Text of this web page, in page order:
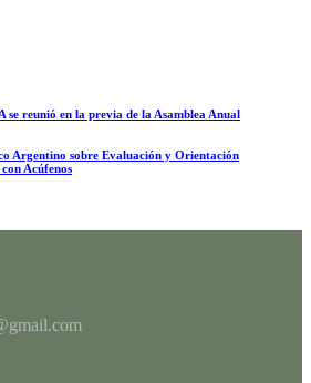
reunió en la previa de la Asamblea Anual
Argentino sobre Evaluación y Orientación
Acúfenos